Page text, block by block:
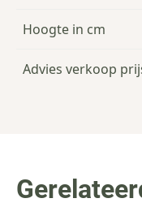
Hoogte in cm
Advies verkoop